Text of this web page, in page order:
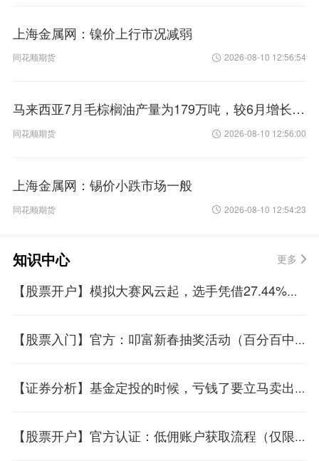
上海金属网：镍价上行市况减弱
同花顺期货 2026-08-10 12:56:54
马来西亚7月毛棕榈油产量为179万吨，较6月增长9.41%
同花顺期货 2026-08-10 12:56:00
上海金属网：锡价小跌市场一般
同花顺期货 2026-08-10 12:54:23
知识中心 更多
【股票开户】模拟大赛风云起，选手凭借27.44%周收益率遥遥领先
【股票入门】官方：叩富新春抽奖活动（百分百中奖）
【证券分析】基金定投的时候，亏钱了要立马卖出吗？
【股票开户】官方认证：低佣账户获取流程（仅限50个名额）